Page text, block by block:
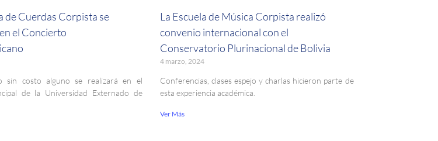
de Cuerdas Corpista se
el Concierto
sin costo alguno se realizará en el
de la Universidad Externado de
La Escuela de Música Corpista realizó
convenio internacional con el
Conservatorio Plurinacional de Bolivia
4 marzo, 2024
Conferencias, clases espejo y charlas hicieron parte de
esta experiencia académica.
Ver Más